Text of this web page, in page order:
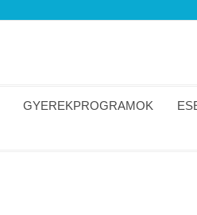
GYEREKPROGRAMOK